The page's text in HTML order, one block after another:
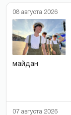
08 августа 2026
майдан
07 августа 2026